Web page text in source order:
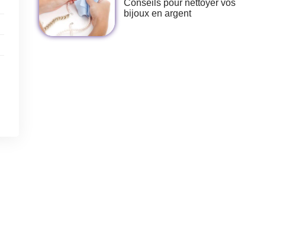
Conseils pour nettoyer vos
bijoux en argent